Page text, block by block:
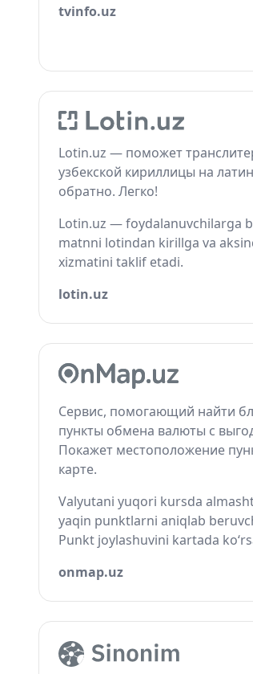
tvinfo.uz
Lotin.uz — поможет
узбекской кириллицы на
обратно. Легко!
Lotin.uz — foydalanuvchilarga
matnni lotindan kirillga va
xizmatini taklif etadi.
lotin.uz
Сервис, помогающий найти
пункты обмена валюты с
Покажет местоположение
карте.
Valyutani yuqori kursda
yaqin punktlarni aniqlab
Punkt joylashuvini kartada
onmap.uz